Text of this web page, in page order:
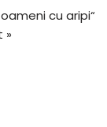
cu aripi“
»